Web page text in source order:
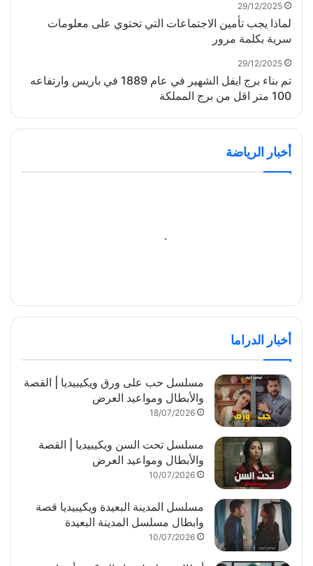
29/12/2025
لماذا يجب تأمين الاجتماعات التي تحتوي على معلومات
سرية بكلمة مرور
29/12/2025
تم بناء برج ايفل الشهير في عام 1889 في باريس وارتفاعه
100 متر اقل من برج المملكة
أخبار الرياضة
أخبار الدراما
مسلسل حب على ورق ويكيبيديا | القصة
والأبطال ومواعيد العرض
18/07/2026
مسلسل تحت السن ويكيبيديا | القصة
والأبطال ومواعيد العرض
10/07/2026
مسلسل المدينة البعيدة ويكيبيديا قصة
وابطال مسلسل المدينة البعيدة
10/07/2026